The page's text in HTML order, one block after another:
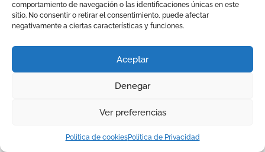
comportamiento de navegación o las identificaciones únicas en este
sitio. No consentir o retirar el consentimiento, puede afectar
negativamente a ciertas características y funciones.
Aceptar
Denegar
Ver preferencias
Política de cookiesPolítica de Privacidad
sobrecómo mantener tu casa recogida y limpia.
De esa forma, eso no te molestará mentalmente
realmente haces en ese momento:
forma productiva.
Y tú, ¿de qué manera